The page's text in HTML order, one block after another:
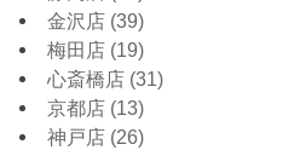
金沢店 (39)
梅田店 (19)
心斎橋店 (31)
京都店 (13)
神戸店 (26)